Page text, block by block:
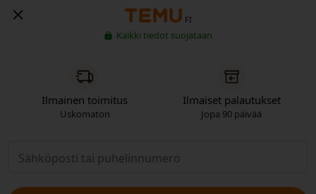
FI
Kaikki tiedot suojataan
Ilmainen toimitus
Uskomaton
Ilmaiset palautukset
Jopa 90 päivää